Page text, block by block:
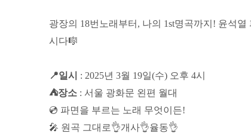
광장의 18번노래부터, 나의 1st명곡까지! 윤석
시다🎼
📍일시
: 2025년 3월 19일(수) 오후 4시
⛺️장소 : 서울 광화문 왼편 월대
💿 파면을 부르는 노래 무엇이든!
🎤 원곡 그대로👌개사👌율동👌